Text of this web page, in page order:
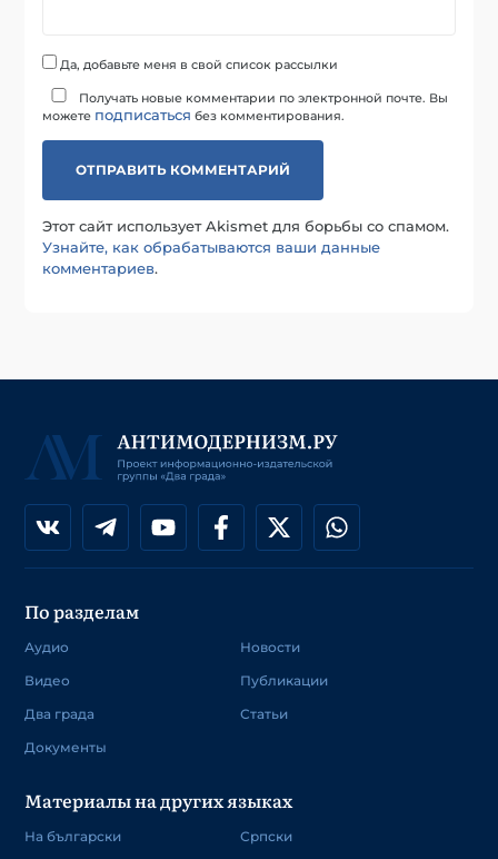
Да, добавьте меня в свой список рассылки
Получать новые комментарии по электронной почте. Вы
можете подписаться без комментирования.
Этот сайт использует Akismet для борьбы со спамом.
Узнайте, как обрабатываются ваши данные
комментариев.
По разделам
Аудио
Видео
Два града
Документы
Новости
Публикации
Статьи
Материалы на других языках
На български
Српски